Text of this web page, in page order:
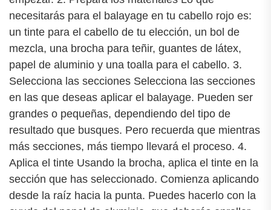
necesitarás para el balayage en tu cabello rojo es:
un tinte para el cabello de tu elección, un bol de
mezcla, una brocha para teñir, guantes de látex,
papel de aluminio y una toalla para el cabello. 3.
Selecciona las secciones Selecciona las secciones
en las que deseas aplicar el balayage. Pueden ser
grandes o pequeñas, dependiendo del tipo de
resultado que busques. Pero recuerda que mientras
más secciones, más tiempo llevará el proceso. 4.
Aplica el tinte Usando la brocha, aplica el tinte en la
sección que has seleccionado. Comienza aplicando
desde la raíz hacia la punta. Puedes hacerlo con la